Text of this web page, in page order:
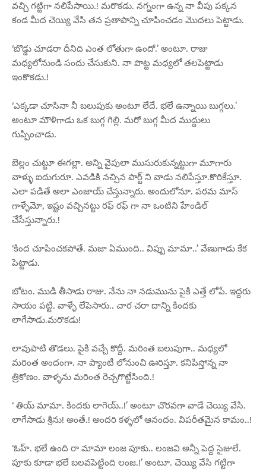
వచ్చి గట్టిగా నలిపేసాయి.! మరొకడు. నగ్నంగా ఉన్న నా వీపు పక్కన
కండ మీద చెయ్యి వేసి తన ప్రతాపాన్ని చూపించడం మొదలు పెట్టాడు.
‘బొడ్డు చూడరా దీనిది ఎంత లోతుగా ఉందో.’ అంటూ. రాజు
మధ్యలోనుండి సందు చేసుకుని. నా పొట్ట మధ్యలో తలపెట్టాడు
ఇంకొకడు.!
‘ఎక్కడా చూసినా నీ బలుపుకు అంటూ లేదే. భలే ఉన్నాయి బుగ్గలు.’
అంటూ మౌళిగాడు ఒక బుగ్గ గిల్లి. మరో బుగ్గ మీద ముద్దులు
గుప్పించాడు.
బెల్లం చుట్టూ ఈగల్లా. అన్ని వైపులా ముసురుకున్నట్టుగా మూగారు
వాళ్ళు ఐదుగురూ. ఎవడికి నచ్చిన పార్ట్ ని వాడు నలిపేస్తూ.కొరికేస్తూ.
ఎలా పడితే అలా ఎంజాయ్ చేస్తున్నారు. అందులోనూ. పరమ మాస్
గాళ్ళేమో, ఇష్టం వచ్చినట్టు రఫ్ రఫ్ గా నా ఒంటిని హేండిల్
చేసేస్తున్నారు.!
‘కింద చూపించకపోతే. మజా ఏముంది.. విప్పు మామా..’ వేణుగాడు కేక
పెట్టాడు.
బోటం. ముడి తీసాడు రాజు. నేను నా నడుమును పైకి ఎత్తే లోపే. ఇద్దరు
సాయం పట్టి. వాళ్ళే లేపెసారు.. చార చరా దాన్ని కిందకు
లాగేసాడు.మరొకడు!
లావుపాటి తొడలు. పైకి వచ్చే కొద్దీ. మరింత బలుపుగా.. మధ్యలో
మరింత అందంగా. నా ప్యాంటీ లోనుంచి ఊరిస్తూ. కనిపిస్తోన్న నా
త్రికోణం. వాళ్ళను మరింత రెచ్చగొట్టేసింది.!
‘ తియ్ మామా. కిందకు లాగెయ్..!’ అంటూ చొరవగా వాడే చెయ్యి వేసి.
లాగేసాడు శ్రీను! అంతే.! అందరి కళ్ళలో ఆనందం. విపరీతమైన కామం..!
‘ఓహ్. భలే ఉంది రా మామా లంజ పూకు.. లంజవి అన్నీ పెద్ద సైజులే.
పూకు కూడా భలే బలవపెట్టింది లంజ.!’ అంటూ. చెయ్యి వేసి గట్టిగా